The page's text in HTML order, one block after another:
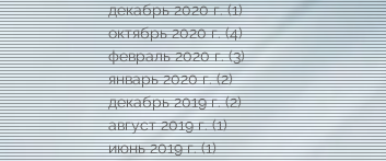
декабрь 2020 г. (1)1 пост
октябрь 2020 г. (4)4 поста
февраль 2020 г. (3)3 поста
январь 2020 г. (2)2 поста
декабрь 2019 г. (2)2 поста
август 2019 г. (1)1 пост
июнь 2019 г. (1)1 пост